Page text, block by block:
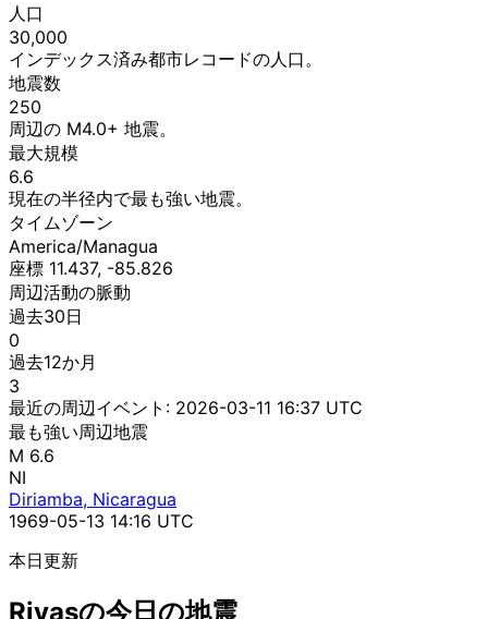
人口
30,000
インデックス済み都市レコードの人口。
地震数
250
周辺の M4.0+ 地震。
最大規模
6.6
現在の半径内で最も強い地震。
タイムゾーン
America/Managua
座標 11.437, -85.826
周辺活動の脈動
過去30日
0
過去12か月
3
最近の周辺イベント: 2026-03-11 16:37 UTC
最も強い周辺地震
M 6.6
NI
Diriamba, Nicaragua
1969-05-13 14:16 UTC
本日更新
Rivasの今日の地震